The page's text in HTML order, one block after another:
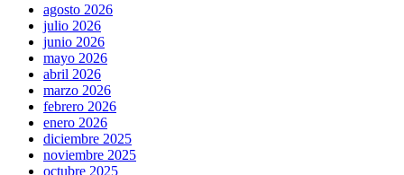
agosto 2026
julio 2026
junio 2026
mayo 2026
abril 2026
marzo 2026
febrero 2026
enero 2026
diciembre 2025
noviembre 2025
octubre 2025